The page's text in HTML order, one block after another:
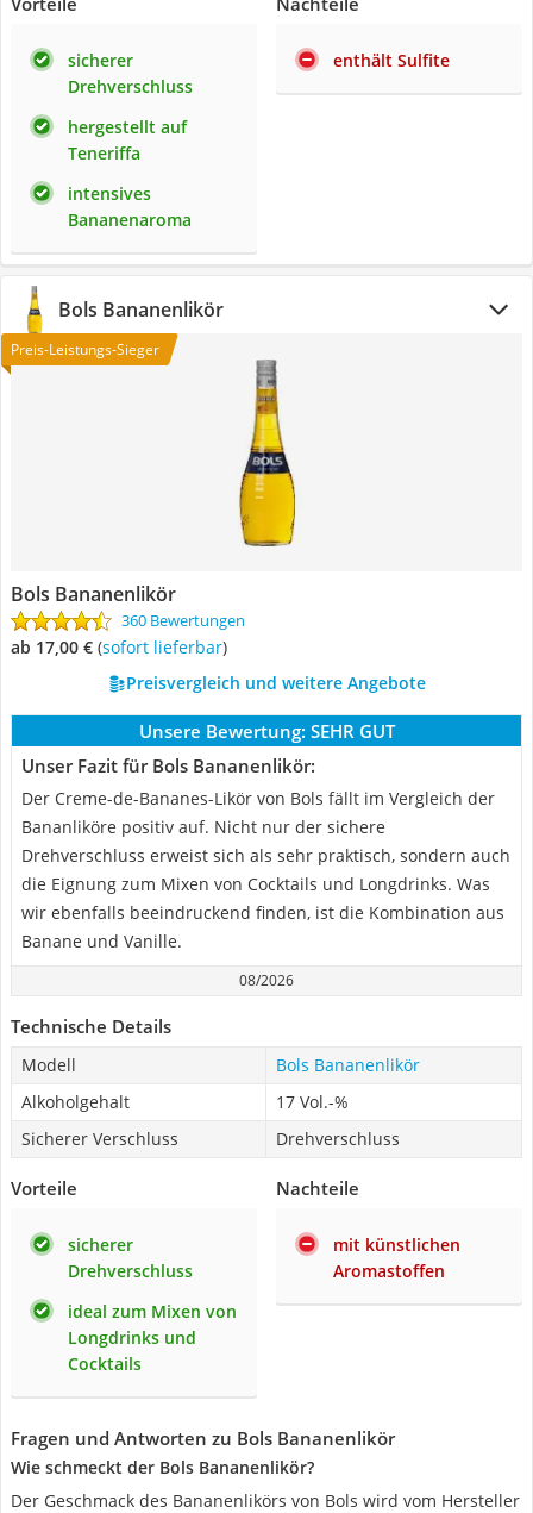
sicherer
Drehverschluss
hergestellt auf
Teneriffa
intensives
Bananenaroma
enthält Sulfite
Bols Bananenlikör
Preis-Leistungs-Sieger
Bols Bananenlikör
360 Bewertungen
ab 17,00 € ( Sofort lieferbar)
Preisvergleich und weitere Angebote
Unsere Bewertung: SEHR GUT
Unser Fazit für Bols Bananenlikör:
Der Creme-de-Bananes-Likör von Bols fällt im Vergleich der
Bananliköre positiv auf. Nicht nur der sichere
Drehverschluss erweist sich als sehr praktisch, sondern auch
die Eignung zum Mixen von Cocktails und Longdrinks. Was
wir ebenfalls beeindruckend finden, ist die Kombination aus
Banane und Vanille.
08/2026
Technische Details
Modell
Bols Bananenlikör
Alkoholgehalt
17 Vol.-%
Sicherer Verschluss
Drehverschluss
Vorteile
sicherer
Drehverschluss
ideal zum Mixen von
Longdrinks und
Cocktails
Nachteile
mit künstlichen
Aromastoffen
Fragen und Antworten zu Bols Bananenlikör
Wie schmeckt der Bols Bananenlikör?
Der Geschmack des Bananenlikörs von Bols wird vom Hersteller